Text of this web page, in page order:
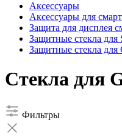
Аксессуары
Аксессуары для
Защита для дисплея
Защитные стекла для
Защитные стекла для
Стекла для
Фильтры